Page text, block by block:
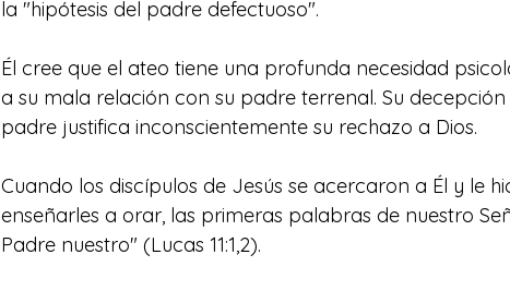
la "hipótesis del padre defectuoso".
Él cree que el ateo tiene una profunda necesidad
a su mala relación con su padre terrenal. Su
padre justifica inconscientemente su rechazo a Dios.
Cuando los discípulos de Jesús se acercaron a Él y le
enseñarles a orar, las primeras palabras de nuestro
Padre nuestro" (Lucas 11:1,2).